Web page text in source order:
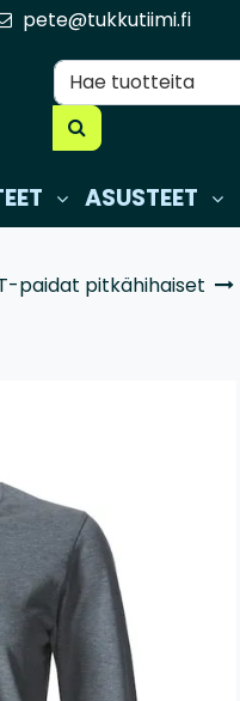
pete@tukkutiimi.fi
ASUSTEET
paidat pitkähihaiset